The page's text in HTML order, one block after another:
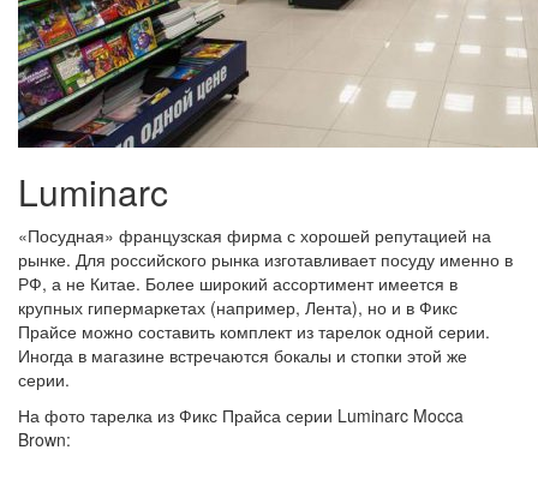
Luminarc
«Посудная» французская фирма с хорошей репутацией на
рынке. Для российского рынка изготавливает посуду именно в
РФ, а не Китае. Более широкий ассортимент имеется в
крупных гипермаркетах (например, Лента), но и в Фикс
Прайсе можно составить комплект из тарелок одной серии.
Иногда в магазине встречаются бокалы и стопки этой же
серии.
На фото тарелка из Фикс Прайса серии Luminarc Mocca
Brown: